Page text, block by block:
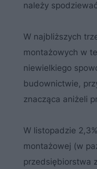
należy
W najbliższych
montażowych w
niewielkiego
budownictwie,
znacząca aniżeli
W listopadzie
montażowej (w
przedsiębiorstwa